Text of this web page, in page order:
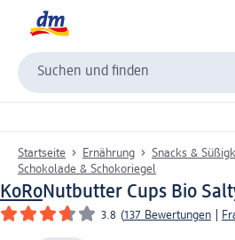
Suchen und finden
Startseite Ernährung
Snacks &
Schokolade & Schokoriegel
KoRoNutbutter Cups Bio
3.8 (137 Bewertungen